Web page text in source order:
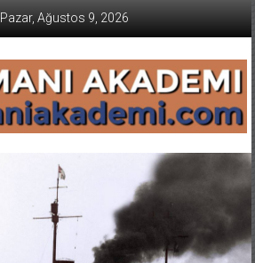
Pazar, Ağustos 9, 2026